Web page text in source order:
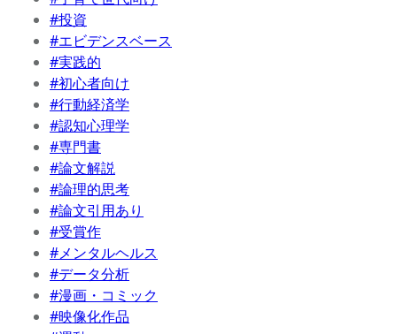
#投資
#エビデンスベース
#実践的
#初心者向け
#行動経済学
#認知心理学
#専門書
#論文解説
#論理的思考
#論文引用あり
#受賞作
#メンタルヘルス
#データ分析
#漫画・コミック
#映像化作品